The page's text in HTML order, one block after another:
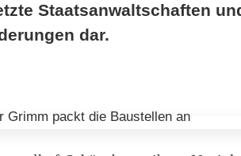
Staatsanwaltschaften
dar.